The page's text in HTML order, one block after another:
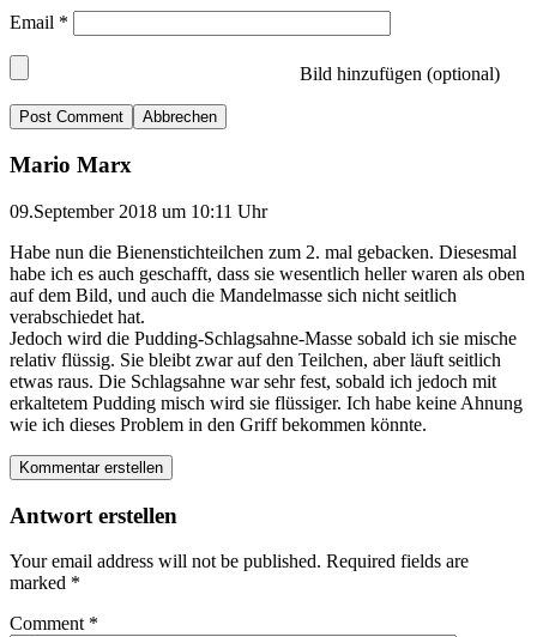
Email *
Bild hinzufügen (optional)
Abbrechen
Mario Marx
09.September 2018 um 10:11 Uhr
Habe nun die Bienenstichteilchen zum 2. mal gebacken. Diesesmal
habe ich es auch geschafft, dass sie wesentlich heller waren als oben
auf dem Bild, und auch die Mandelmasse sich nicht seitlich
verabschiedet hat.
Jedoch wird die Pudding-Schlagsahne-Masse sobald ich sie mische
relativ flüssig. Sie bleibt zwar auf den Teilchen, aber läuft seitlich
etwas raus. Die Schlagsahne war sehr fest, sobald ich jedoch mit
erkaltetem Pudding misch wird sie flüssiger. Ich habe keine Ahnung
wie ich dieses Problem in den Griff bekommen könnte.
Kommentar erstellen
Antwort erstellen
Your email address will not be published. Required fields are
marked *
Comment *